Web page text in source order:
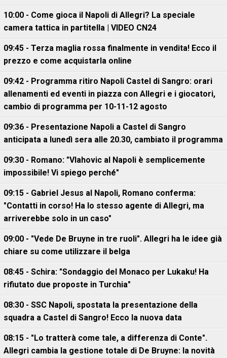
10:00 - Come gioca il Napoli di Allegri? La speciale
camera tattica in partitella | VIDEO CN24
09:45 - Terza maglia rossa finalmente in vendita! Ecco il
prezzo e come acquistarla online
09:42 - Programma ritiro Napoli Castel di Sangro: orari
allenamenti ed eventi in piazza con Allegri e i giocatori,
cambio di programma per 10-11-12 agosto
09:36 - Presentazione Napoli a Castel di Sangro
anticipata a lunedì sera alle 20.30, cambiato il programma
09:30 - Romano: "Vlahovic al Napoli è semplicemente
impossibile! Vi spiego perché"
09:15 - Gabriel Jesus al Napoli, Romano conferma:
"Contatti in corso! Ha lo stesso agente di Allegri, ma
arriverebbe solo in un caso"
09:00 - "Vede De Bruyne in tre ruoli". Allegri ha le idee già
chiare su come utilizzare il belga
08:45 - Schira: "Sondaggio del Monaco per Lukaku! Ha
rifiutato due proposte in Turchia"
08:30 - SSC Napoli, spostata la presentazione della
squadra a Castel di Sangro! Ecco la nuova data
08:15 - "Lo tratterà come tale, a differenza di Conte".
Allegri cambia la gestione totale di De Bruyne: la novità